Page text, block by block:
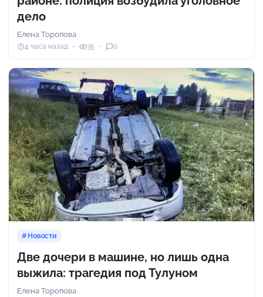
дело
Елена Торопова
4 часа назад 35 0
Новости
Две дочери в машине, но лишь одна
выжила: трагедия под Тулуном
Елена Торопова